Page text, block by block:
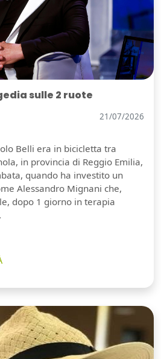
sulle 2 ruote
21/07/2026
Belli era in bicicletta tra
in provincia di Reggio Emilia,
quando ha investito un
Alessandro Mignani che,
dopo 1 giorno in terapia